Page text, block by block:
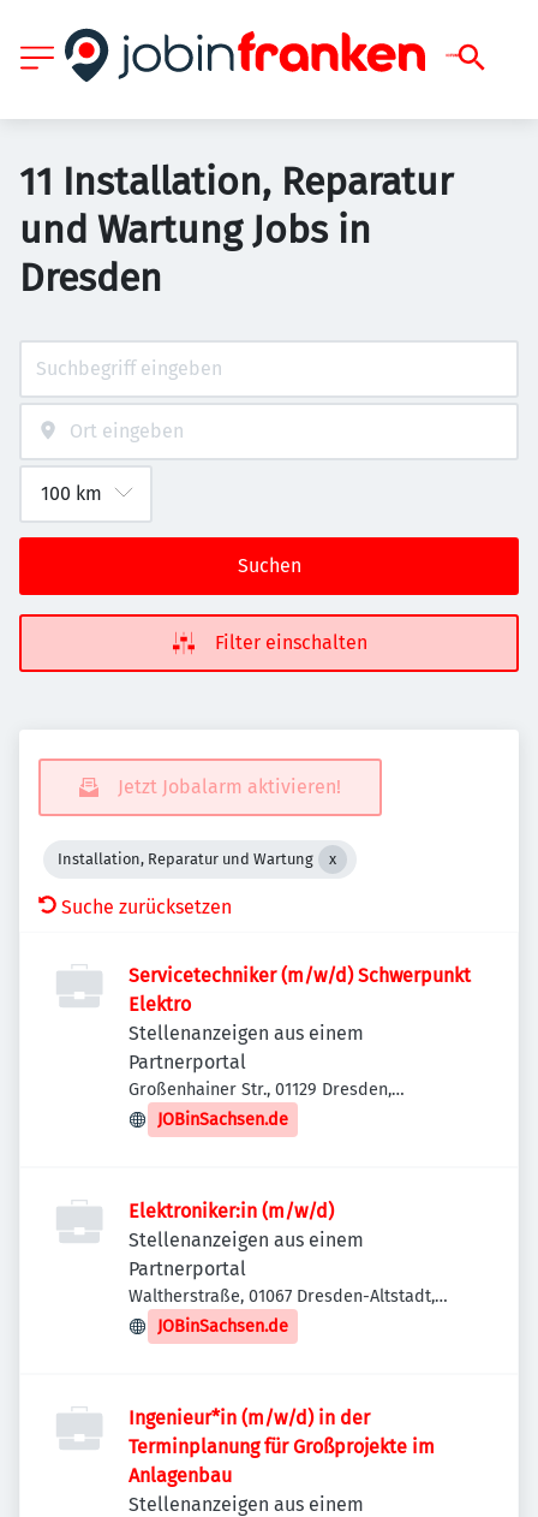
11 Installation, Reparatur
und Wartung Jobs in
Dresden
Suchen
Filter einschalten
Jetzt Jobalarm aktivieren!
Installation, Reparatur und Wartung
Suche zurücksetzen
Servicetechniker (m/w/d) Schwerpunkt
Elektro
Stellenanzeigen aus einem
Partnerportal
Großenhainer Str., 01129 Dresden,
Deutschland
JOBinSachsen.de
Elektroniker:in (m/w/d)
Stellenanzeigen aus einem
Partnerportal
Waltherstraße, 01067 Dresden-Altstadt,
Deutschland
JOBinSachsen.de
Ingenieur*in (m/w/d) in der
Terminplanung für Großprojekte im
Anlagenbau
Stellenanzeigen aus einem